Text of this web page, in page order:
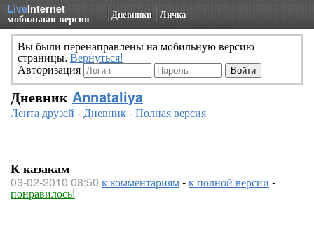
LiveInternet
мобильная версия Дневники Личка
Вы были перенаправлены на мобильную версию
страницы. Вернуться!
Авторизация
Дневник Annataliya
Лента друзей -Дневник-Полная версия
К казакам
03-02-2010 08:50 к комментариям-к полной версии -
понравилось!